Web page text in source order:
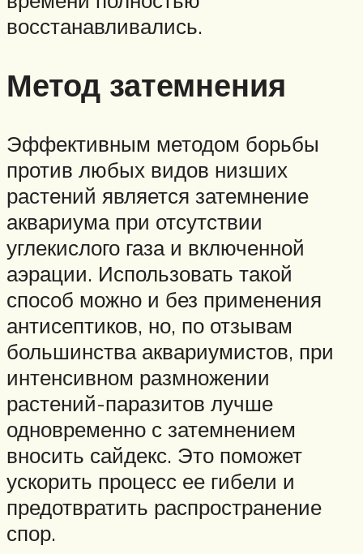
восстанавливались.
Метод затемнения
Эффективным методом борьбы
против любых видов низших
растений является затемнение
аквариума при отсутствии
углекислого газа и включенной
аэрации. Использовать такой
способ можно и без применения
антисептиков, но, по отзывам
большинства аквариумистов, при
интенсивном размножении
растений-паразитов лучше
одновременно с затемнением
вносить сайдекс. Это поможет
ускорить процесс ее гибели и
предотвратить распространение
спор.